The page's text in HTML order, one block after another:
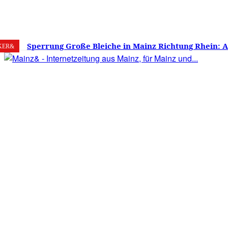
7. August 2026 16.7 Mainz
Sperrung Große Bleiche in Mainz Richtung Rhein:
verwirrt, Mainzer stinksauer – Haben die Mainzer